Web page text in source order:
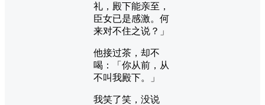
礼，殿下能亲至，
臣女已是感激。何
来对不住之说？」
他接过茶，却不
喝：「你从前，从
不叫我殿下。」
我笑了笑，没说